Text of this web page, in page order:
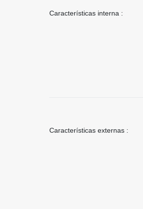
Características interna :
Características externas :